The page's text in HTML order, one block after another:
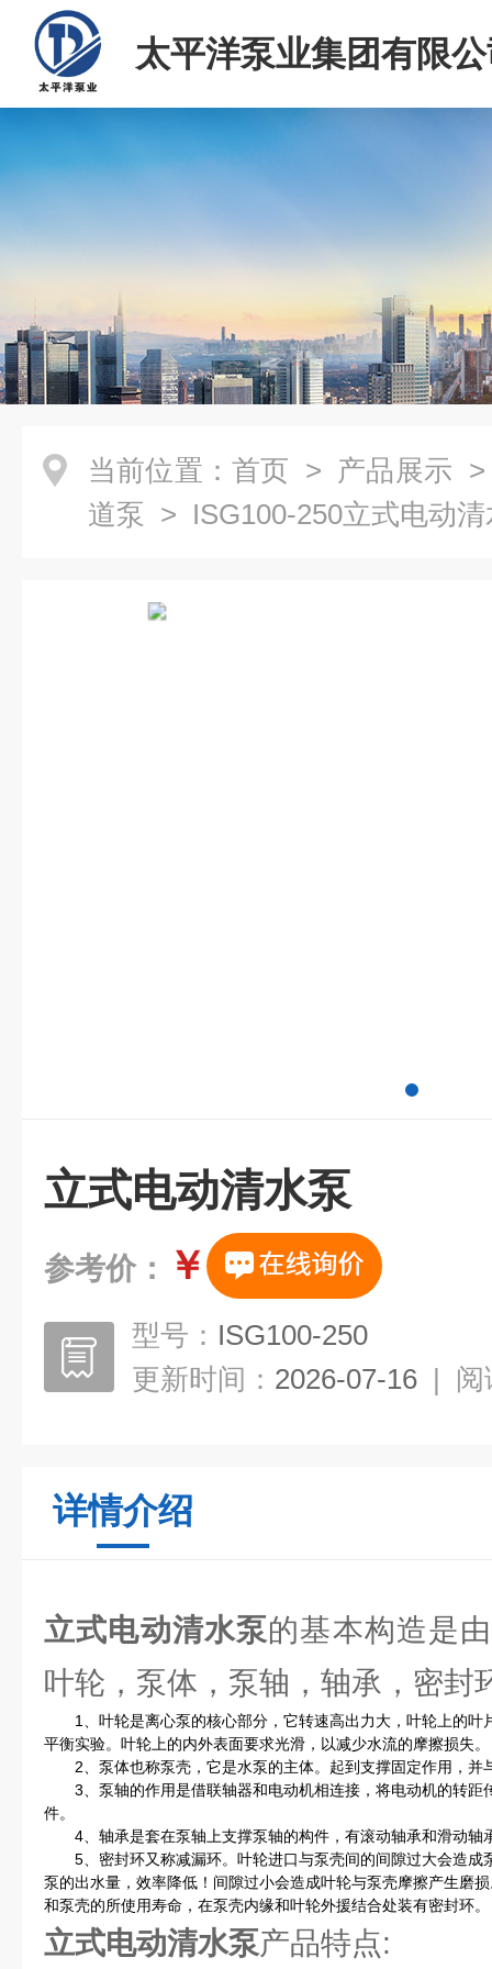
太平洋泵业集团有限
当前位置： 首页 > 产品展示
道泵 > ISG100-250立式电动清
立式电动清水泵
参考价： ￥
型号： ISG100-250
更新时间： 2026-07-16 | 阅
详情介绍
立式电动清水泵的基本构造是
叶轮，泵体，泵轴，轴承，密封
1、叶轮是离心泵的核心部分，它转速高出力大，叶轮上的叶
平衡实验。叶轮上的内外表面要求光滑，以减少水流的摩擦损失。
2、泵体也称泵壳，它是水泵的主体。起到支撑固定作用，并
3、泵轴的作用是借联轴器和电动机相连接，将电动机的转距
件。
4、轴承是套在泵轴上支撑泵轴的构件，有滚动轴承和滑动轴
5、密封环又称减漏环。叶轮进口与泵壳间的间隙过大会造成
泵的出水量，效率降低！间隙过小会造成叶轮与泵壳摩擦产生磨
和泵壳的所使用寿命，在泵壳内缘和叶轮外援结合处装有密封环。
立式电动清水泵产品特点: